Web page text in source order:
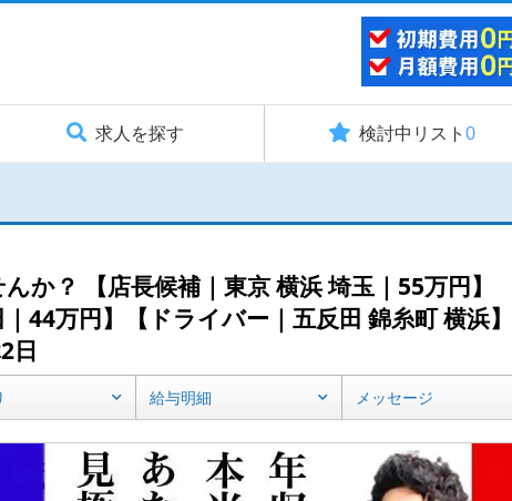
求人を探す 検討中リスト0
か？ 【店長候補｜東京 横浜 埼玉｜55万円】
｜44万円】【ドライバー｜五反田 錦糸町 横浜
日
給与明細 メッセージ